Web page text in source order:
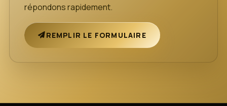
répondons rapidement.
REMPLIR LE FORMULAIRE